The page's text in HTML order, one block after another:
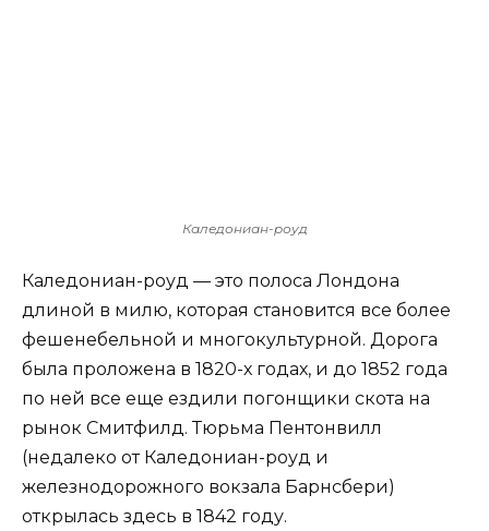
Каледониан-роуд
Каледониан-роуд — это полоса Лондона
длиной в милю, которая становится все более
фешенебельной и многокультурной. Дорога
была проложена в 1820-х годах, и до 1852 года
по ней все еще ездили погонщики скота на
рынок Смитфилд. Тюрьма Пентонвилл
(недалеко от Каледониан-роуд и
железнодорожного вокзала Барнсбери)
открылась здесь в 1842 году.